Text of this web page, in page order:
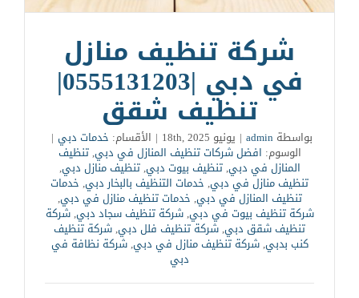
شركة تنظيف منازل
في دبي |0555131203|
تنظيف شقق
بواسطةadmin
| يونيو 18th, 2025 | الأقسام: خدمات دبي |
الوسوم: افضل شركات تنظيف المنازل في دبي,تنظيف
المنازل في دبي,تنظيف بيوت دبي,تنظيف منازل دبي,
تنظيف منازل في دبي, خدمات التنظيف بالبخار دبي, خدمات
تنظيف المنازل في دبي, خدمات تنظيف منازل في دبي,
شركة تنظيف بيوت في دبي,شركة تنظيف سجاد دبي,شركة
تنظيف شقق دبي,شركة تنظيف فلل دبي,شركة تنظيف
كنب بدبي,شركة تنظيف منازل في دبي,شركة نظافة في
دبي